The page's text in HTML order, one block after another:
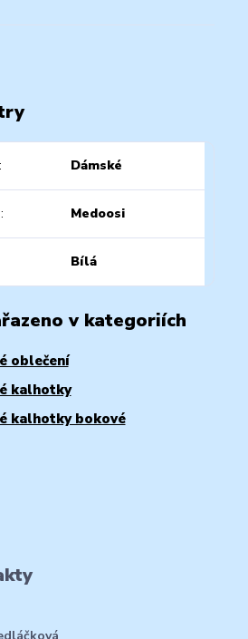
Dámské
Medoosi
Bílá
v kategoriích
oblečení
kalhotky
kalhotky bokové